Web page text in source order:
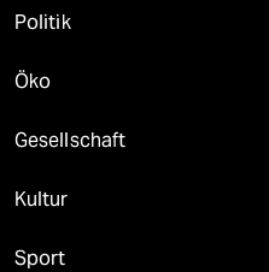
Politik
Öko
Gesellschaft
Kultur
Sport